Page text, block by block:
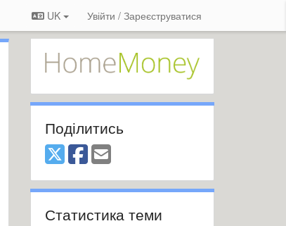
UK Увійти / Зареєструватися
Поділитись
Статистика теми